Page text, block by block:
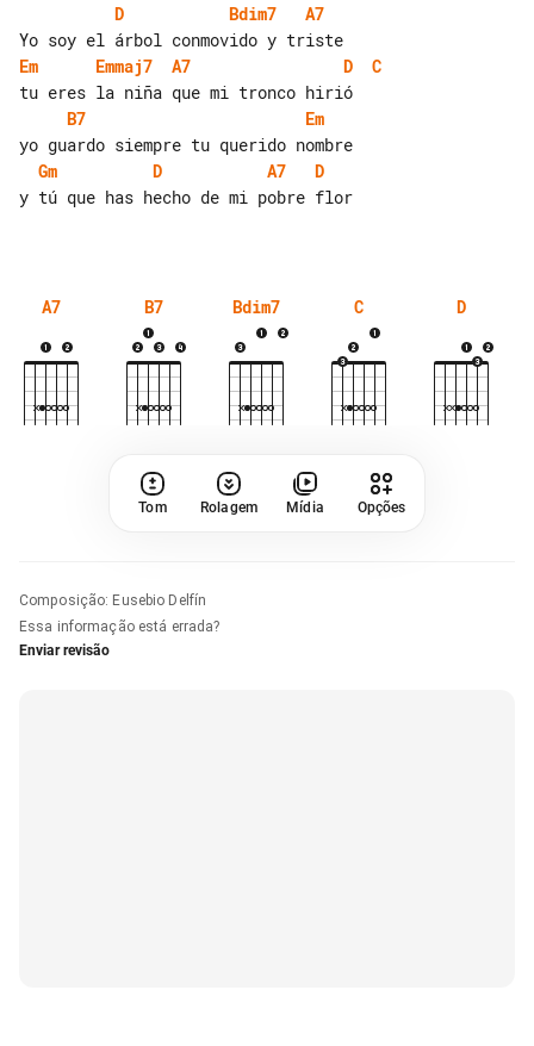
D Bdim7
A7
Em
Emmaj7 A7 D
C
B7
Em
Gm
D A7
D
y tú que has hecho de mi pobre flor
A7 B7 Bdim7 C D
Tom Rolagem Mídia Opções
Composição: Eusebio Delfín
Essa informação está errada?
Enviar revisão